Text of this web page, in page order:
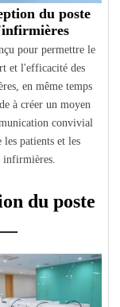
du poste
pour permettre le
et l'efficacité des
en même temps
à créer un moyen
convivial
les patients et les
infirmières.
du poste